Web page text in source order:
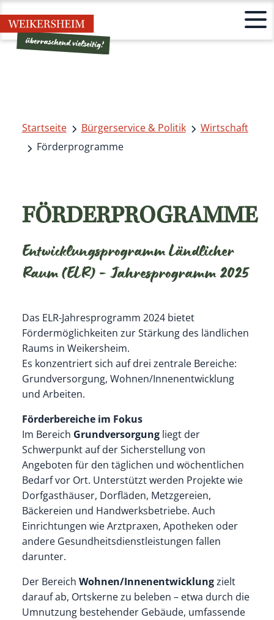
Startseite Bürgerservice & Politik
Wirtschaft
Förderprogramme
FÖRDERPROGRAMME
Entwicklungsprogramm Ländlicher
Raum (ELR) – Jahresprogramm 2025
Das ELR-Jahresprogramm 2024 bietet
Fördermöglichkeiten zur Stärkung des ländlichen
Raums in Weikersheim.
Es konzentriert sich auf drei zentrale Bereiche:
Grundversorgung, Wohnen/Innenentwicklung
und Arbeiten.
Förderbereiche im Fokus
Im Bereich Grundversorgungliegt der
Schwerpunkt auf der Sicherstellung von
Angeboten für den täglichen und wöchentlichen
Bedarf vor Ort. Unterstützt werden Projekte wie
Dorfgasthäuser, Dorfläden, Metzgereien,
Bäckereien und Handwerksbetriebe. Auch
Einrichtungen wie Arztpraxen, Apotheken oder
andere Gesundheitsdienstleistungen fallen
darunter.
Der Bereich Wohnen/Innenentwicklungzielt
darauf ab, Ortskerne zu beleben – etwa durch die
Umnutzung bestehender Gebäude, umfassende